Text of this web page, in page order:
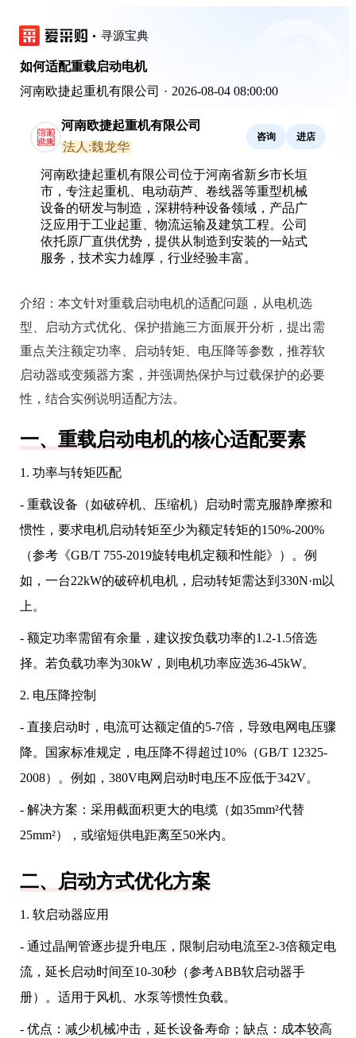
寻源宝典
如何适配重载启动电机
河南欧捷起重机有限公司 · 2026-08-04 08:00:00
河南欧捷起重机有限公司
法人:魏龙华
咨询 进店
河南欧捷起重机有限公司位于河南省新乡市长垣
市，专注起重机、电动葫芦、卷线器等重型机械
设备的研发与制造，深耕特种设备领域，产品广
泛应用于工业起重、物流运输及建筑工程。公司
依托原厂直供优势，提供从制造到安装的一站式
服务，技术实力雄厚，行业经验丰富。
介绍： 本文针对重载启动电机的适配问题，从电机选
型、启动方式优化、保护措施三方面展开分析，提出需
重点关注额定功率、启动转矩、电压降等参数，推荐软
启动器或变频器方案，并强调热保护与过载保护的必要
性，结合实例说明适配方法。
一、重载启动电机的核心适配要素
1. 功率与转矩匹配
- 重载设备（如破碎机、压缩机）启动时需克服静摩擦和
惯性，要求电机启动转矩至少为额定转矩的150%-200%
（参考《GB/T 755-2019旋转电机定额和性能》）。例
如，一台22kW的破碎机电机，启动转矩需达到330N·m以
上。
- 额定功率需留有余量，建议按负载功率的1.2-1.5倍选
择。若负载功率为30kW，则电机功率应选36-45kW。
2. 电压降控制
- 直接启动时，电流可达额定值的5-7倍，导致电网电压骤
降。国家标准规定，电压降不得超过10%（GB/T 12325-
2008）。例如，380V电网启动时电压不应低于342V。
- 解决方案：采用截面积更大的电缆（如35mm²代替
25mm²），或缩短供电距离至50米内。
二、启动方式优化方案
1. 软启动器应用
- 通过晶闸管逐步提升电压，限制启动电流至2-3倍额定电
流，延长启动时间至10-30秒（参考ABB软启动器手
册）。适用于风机、水泵等惯性负载。
- 优点：减少机械冲击，延长设备寿命；缺点：成本较高